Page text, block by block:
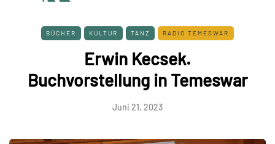
BÜCHER KULTUR TANZ RADIO TEMESWAR
Erwin Kecsek.
Buchvorstellung in Temeswar
Juni 21, 2023